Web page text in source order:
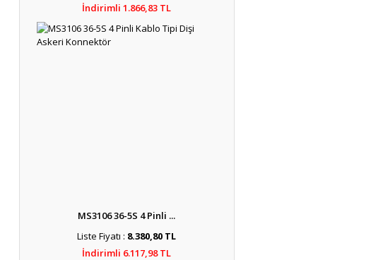
İndirimli 1.866,83 TL
MS3106 36-5S 4 Pinli ...
Liste Fiyatı : 8.380,80 TL
İndirimli 6.117,98 TL